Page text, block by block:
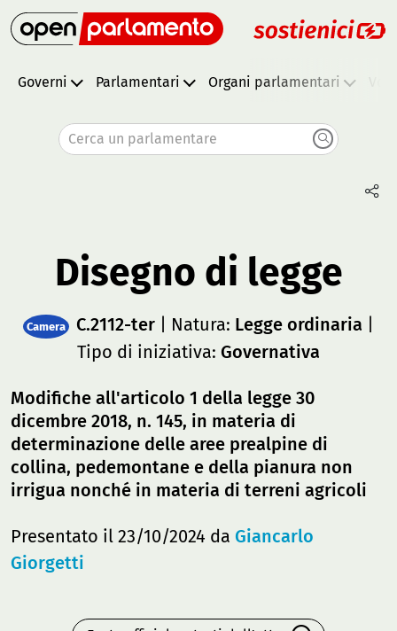
Governi Parlamentari Organi parlamentari
Cerca un parlamentare
Disegno di legge
Camera C.2112-ter | Natura: Legge ordinaria
Tipo di iniziativa: Governativa
Modifiche all'articolo 1 della legge 30
dicembre 2018, n. 145, in materia di
determinazione delle aree prealpine di
collina, pedemontane e della pianura non
irrigua nonché in materia di terreni agricoli
Presentato il 23/10/2024 da Giancarlo
Giorgetti